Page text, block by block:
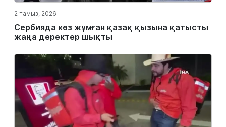
2 тамыз, 2026
Сербияда көз жұмған қазақ қызына қатысты
жаңа деректер шықты